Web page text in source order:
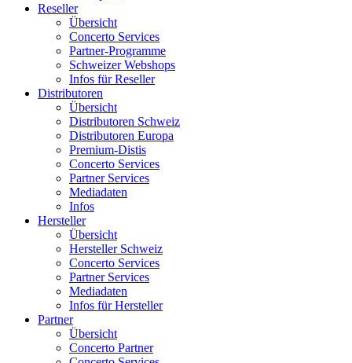
Reseller
Übersicht
Concerto Services
Partner-Programme
Schweizer Webshops
Infos für Reseller
Distributoren
Übersicht
Distributoren Schweiz
Distributoren Europa
Premium-Distis
Concerto Services
Partner Services
Mediadaten
Infos
Hersteller
Übersicht
Hersteller Schweiz
Concerto Services
Partner Services
Mediadaten
Infos für Hersteller
Partner
Übersicht
Concerto Partner